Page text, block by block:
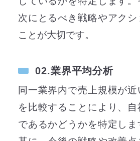
次にとるべき戦略やアク
ことが大切です。
02.業界平均分析
同一業界内で売上規模が
を比較することにより、
であるかどうかを特定し